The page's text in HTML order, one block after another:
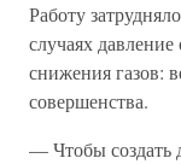
Работу
случаях
снижения газов:
совершенства.
— Чтобы создать